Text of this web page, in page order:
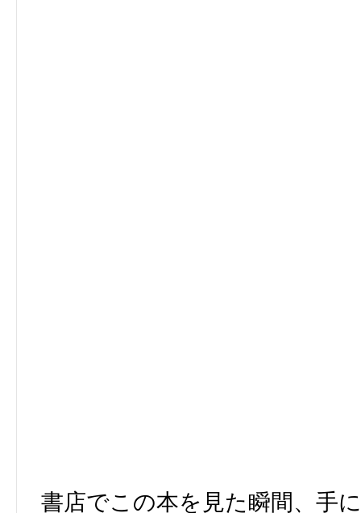
書店でこの本を見た瞬間、手